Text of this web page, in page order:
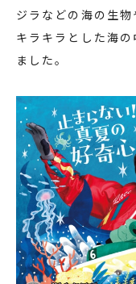
ジラなどの海の生物
キラキラとした海
ました。